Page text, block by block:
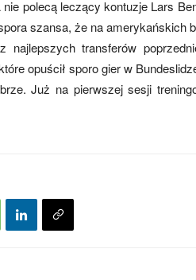
polecą leczący kontuzje Lars
szansa, że na amerykańskich
najlepszych transferów
opuścił sporo gier w
Już na pierwszej sesji